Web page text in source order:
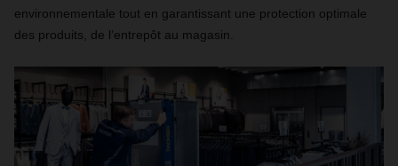
environnementale tout en garantissant une protection optimale
des produits, de l’entrepôt au magasin.